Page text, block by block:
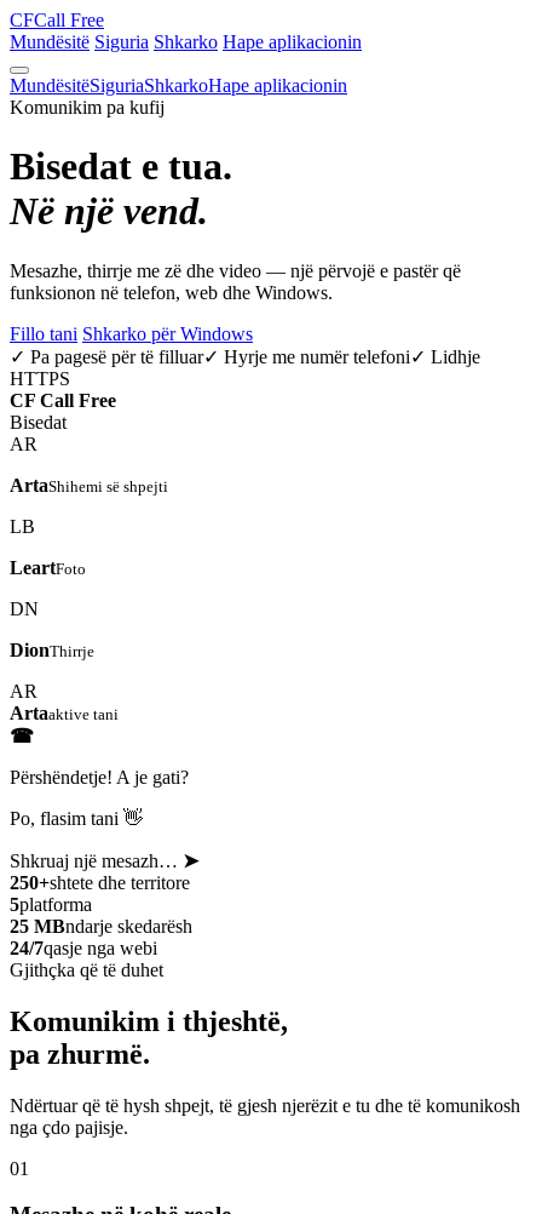
CFCall Free
Mundësitë Siguria Shkarko Hape aplikacionin
MundësitëSiguriaShkarkoHape aplikacionin
Komunikim pa kufij
Bisedat e tua.
Në një vend.
Mesazhe, thirrje me zë dhe video — një përvojë e pastër që
funksionon në telefon, web dhe Windows.
Fillo tani Shkarko për Windows
✓ Pa pagesë për të filluar✓ Hyrje me numër telefoni✓ Lidhje
HTTPS
CF Call Free
Bisedat
AR
ArtaShihemi së shpejti
LB
LeartFoto
DN
DionThirrje
AR
Artaaktive tani
☎
Përshëndetje! A je gati?
Po, flasim tani 👋
Shkruaj një mesazh… ➤
250+shtete dhe territore
5platforma
25 MBndarje skedarësh
24/7qasje nga webi
Gjithçka që të duhet
Komunikim i thjeshtë,
pa zhurmë.
Ndërtuar që të hysh shpejt, të gjesh njerëzit e tu dhe të komunikosh
nga çdo pajisje.
01